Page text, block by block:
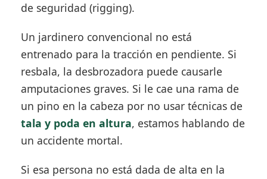
de seguridad (rigging).
Un jardinero convencional no está
entrenado para la tracción en pendiente. Si
resbala, la desbrozadora puede causarle
amputaciones graves. Si le cae una rama de
un pino en la cabeza por no usar técnicas de
tala y poda en altura, estamos hablando de
un accidente mortal.
Si esa persona no está dada de alta en la